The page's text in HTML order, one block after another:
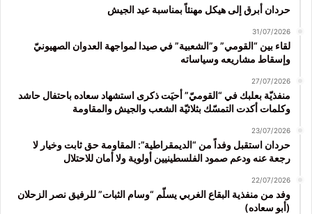
حردان أبرق إلى هيكل مهنئاً بمناسبة عيد الجيش
31/07/2026
لقاء بين “القومي” و”الشعبية” في صيدا لمواجهة العدوان الصهيونيّ
وإسقاط مشاريعه وسياساته
27/07/2026
منفذيّة بعلبك في “القوميّ” أحيَت ذكرى استشهاد سعاده باحتفال حاشد
وكلمات أكدت التمسّك بثلاثيّة الشعب والجيش والمقاومة
23/07/2026
حردان استقبل وفداً من “الديمقراطية”: المقاومة حق ثابت وخيار لا
رجعة عنه ودعم صمود الفلسطينيين أولوية ولا أمان للاحتلال
22/07/2026
وفد من منفذية البقاع الغربي يسلّم “وسام الثبات” للرفيق نصر الزحلان
(أبو سعاده)